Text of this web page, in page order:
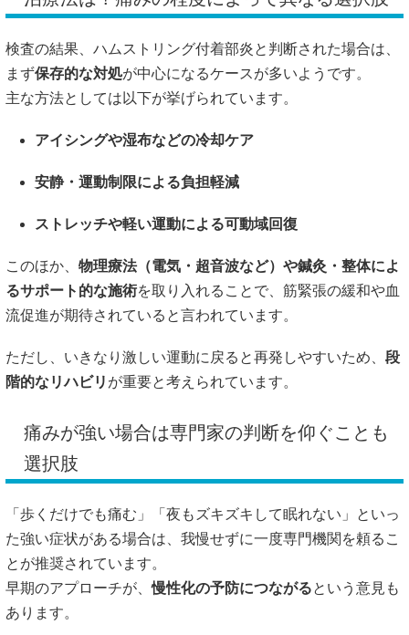
検査の結果、ハムストリング付着部炎と判断された場合は、
まず保存的な対処が中心になるケースが多いようです。
主な方法としては以下が挙げられています。
アイシングや湿布などの冷却ケア
安静・運動制限による負担軽減
ストレッチや軽い運動による可動域回復
このほか、 物理療法（電気・超音波など） や鍼灸・整体によ
るサポート的な施術を取り入れることで、筋緊張の緩和や血
流促進が期待されていると言われています。
ただし、いきなり激しい運動に戻ると再発しやすいため、 段
階的なリハビリ が重要と考えられています。
痛みが強い場合は専門家の判断を仰ぐことも
選択肢
「歩くだけでも痛む」「夜もズキズキして眠れない」といっ
た強い症状がある場合は、我慢せずに一度専門機関を頼るこ
とが推奨されています。
早期のアプローチが、慢性化の予防につながるという意見も
あります。